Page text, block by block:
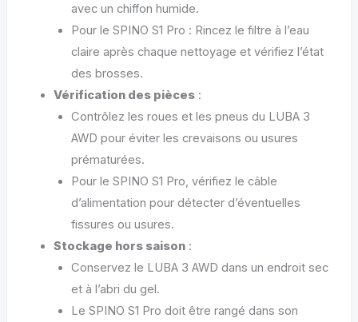
avec un chiffon humide.
Pour le SPINO S1 Pro : Rincez le filtre à l’eau
claire après chaque nettoyage et vérifiez l’état
des brosses.
Vérification des pièces :
Contrôlez les roues et les pneus du LUBA 3
AWD pour éviter les crevaisons ou usures
prématurées.
Pour le SPINO S1 Pro, vérifiez le câble
d’alimentation pour détecter d’éventuelles
fissures ou usures.
Stockage hors saison :
Conservez le LUBA 3 AWD dans un endroit sec
et à l’abri du gel.
Le SPINO S1 Pro doit être rangé dans son